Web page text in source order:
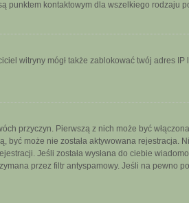
punktem kontaktowym dla wszelkiego rodzaju
witryny mógł także zablokować twój
przyczyn. Pierwszą z nich może być
być może nie została aktywowana
Jeśli została wysłana do ciebie
przez filtr antyspamowy. Jeśli na pewno